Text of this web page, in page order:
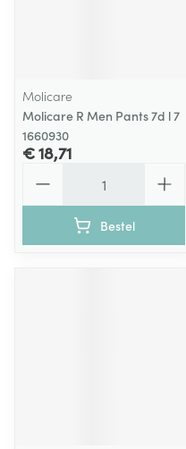
Molicare
Molicare R Men Pants 7d l 7
1660930
€ 18,71
Bestel